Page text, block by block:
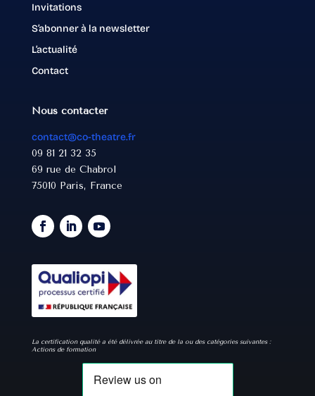
Invitations
S’abonner à la newsletter
L’actualité
Contact
Nous contacter
contact@co-theatre.fr
09 81 21 32 35
69 rue de Chabrol
75010 Paris, France
La certification qualité a été délivrée au titre de la ou des catégories suivantes :
Actions de formation